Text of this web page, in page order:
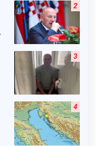
2
3
4